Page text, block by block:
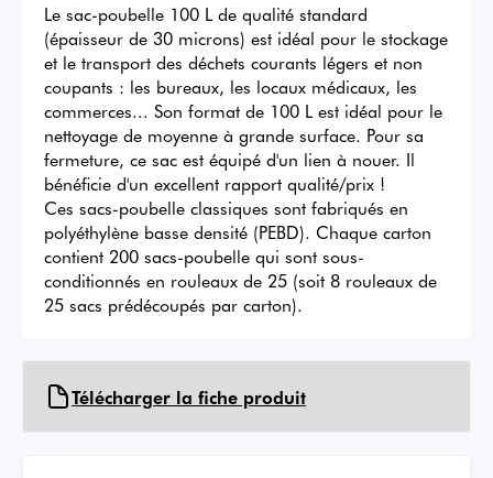
Le sac-poubelle 100 L de qualité standard
(épaisseur de 30 microns) est idéal pour le stockage
et le transport des déchets courants légers et non
coupants : les bureaux, les locaux médicaux, les
commerces... Son format de 100 L est idéal pour le
nettoyage de moyenne à grande surface. Pour sa
fermeture, ce sac est équipé d'un lien à nouer. Il
bénéficie d'un excellent rapport qualité/prix !
Ces sacs-poubelle classiques sont fabriqués en
polyéthylène basse densité (PEBD). Chaque carton
contient 200 sacs-poubelle qui sont sous-
conditionnés en rouleaux de 25 (soit 8 rouleaux de
25 sacs prédécoupés par carton).
Télécharger la fiche produit